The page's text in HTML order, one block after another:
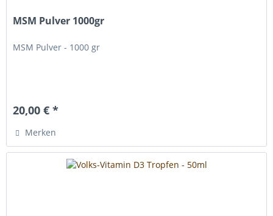
MSM Pulver 1000gr
MSM Pulver - 1000 gr
20,00 € *
Merken